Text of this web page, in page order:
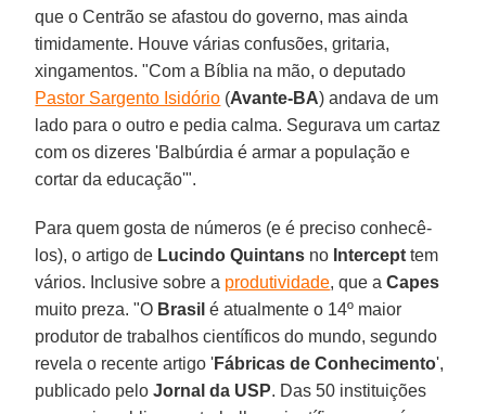
que o Centrão se afastou do governo, mas ainda
timidamente. Houve várias confusões, gritaria,
xingamentos. "Com a Bíblia na mão, o deputado
Pastor Sargento Isidório (Avante-BA) andava de um
lado para o outro e pedia calma. Segurava um cartaz
com os dizeres 'Balbúrdia é armar a população e
cortar da educação'".
Para quem gosta de números (e é preciso conhecê-
los), o artigo de Lucindo Quintans no Intercept tem
vários. Inclusive sobre a produtividade, que aCapes
muito preza. "O Brasil é atualmente o 14º maior
produtor de trabalhos científicos do mundo, segundo
revela o recente artigo 'Fábricas de Conhecimento',
publicado peloJornal da USP. Das 50 instituições